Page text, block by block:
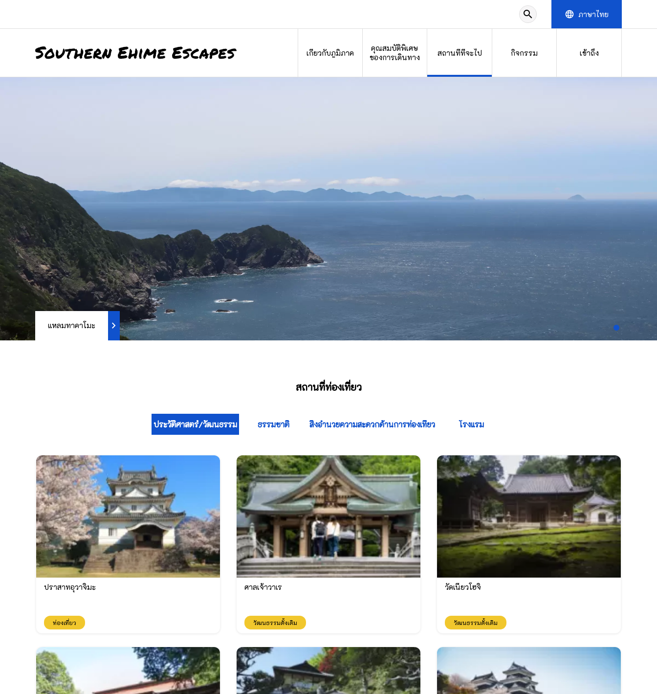
search language ภาษาไทย
เกี่ยวกับภูมิภาค
คุณสมบัติพิเศษ
ของการเดินทาง
สถานที่ที่จะไป กิจกรรม เข้าถึง
แหลมทาคาโมะ chevron_right
สถานที่ท่องเที่ยว
ประวัติศาสตร์/วัฒนธรรม ธรรมชาติ สิ่งอำนวยความสะดวกด้านการท่องเที่ยว โรงแรม
ปราสาทอุวาจิมะ
ท่องเที่ยว
ศาลเจ้าวาเร
วัฒนธรรมดั้งเดิม
วัดเนียวโฮจิ
วัฒนธรรมดั้งเดิม